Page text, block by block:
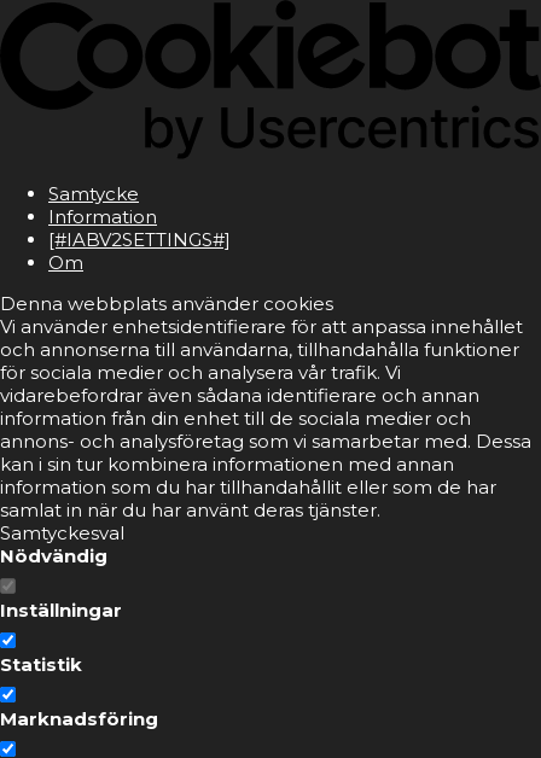
Samtycke
Information
[#IABV2SETTINGS#]
Om
Denna webbplats använder cookies
Vi använder enhetsidentifierare för att anpassa innehållet
och annonserna till användarna, tillhandahålla funktioner
för sociala medier och analysera vår trafik. Vi
vidarebefordrar även sådana identifierare och annan
information från din enhet till de sociala medier och
annons- och analysföretag som vi samarbetar med. Dessa
kan i sin tur kombinera informationen med annan
information som du har tillhandahållit eller som de har
samlat in när du har använt deras tjänster.
Samtyckesval
Nödvändig
Inställningar
Statistik
Marknadsföring